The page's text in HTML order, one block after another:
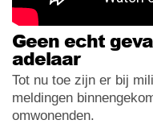
Geen echt
adelaar
Tot nu toe zijn er bij
meldingen
omwonenden.